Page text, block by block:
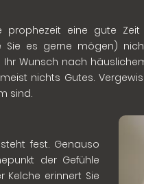
prophezeit eine gute
Sie es gerne mögen)
Wunsch nach
nichts Gutes.
sind.
fest. Genauso
der Gefühle
Kelche erinnert Sie